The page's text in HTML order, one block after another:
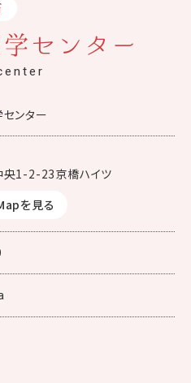
センター
ンター
1-2-23京橋ハイツ
を見る